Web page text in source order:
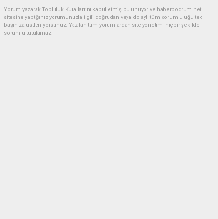
Yorum yazarak Topluluk Kuralları’nı kabul etmiş bulunuyor ve haberbodrum.net
sitesine yaptığınız yorumunuzla ilgili doğrudan veya dolaylı tüm sorumluluğu tek
başınıza üstleniyorsunuz. Yazılan tüm yorumlardan site yönetimi hiçbir şekilde
sorumlu tutulamaz.